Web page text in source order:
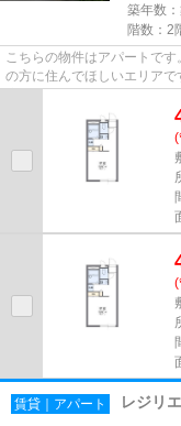
築年数
階数：2
こちらの物件はアパートで
の方に住んでほしいエリア
(
(
賃貸｜アパート レジリ